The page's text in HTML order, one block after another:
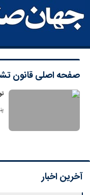
صفحه اصلیقانون
آخرین اخبار